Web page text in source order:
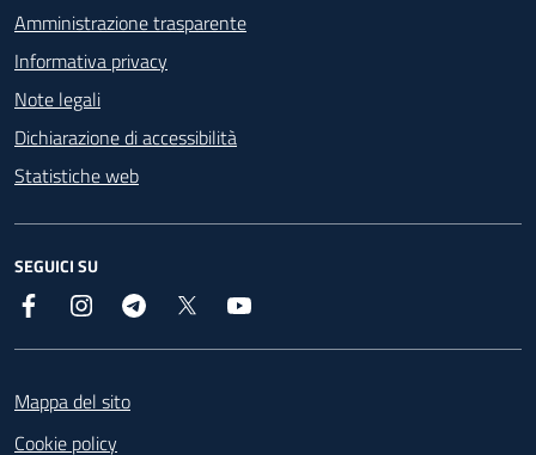
Amministrazione trasparente
Informativa privacy
Note legali
Dichiarazione di accessibilità
Statistiche web
SEGUICI SU
Facebook InstagramTelegram
Mappa del sito
Cookie policy